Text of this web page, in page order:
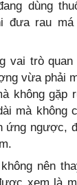
dùng
đưa rau
vai trò quan
vừa phải
không gặp
mà không
ứng ngược,
nên